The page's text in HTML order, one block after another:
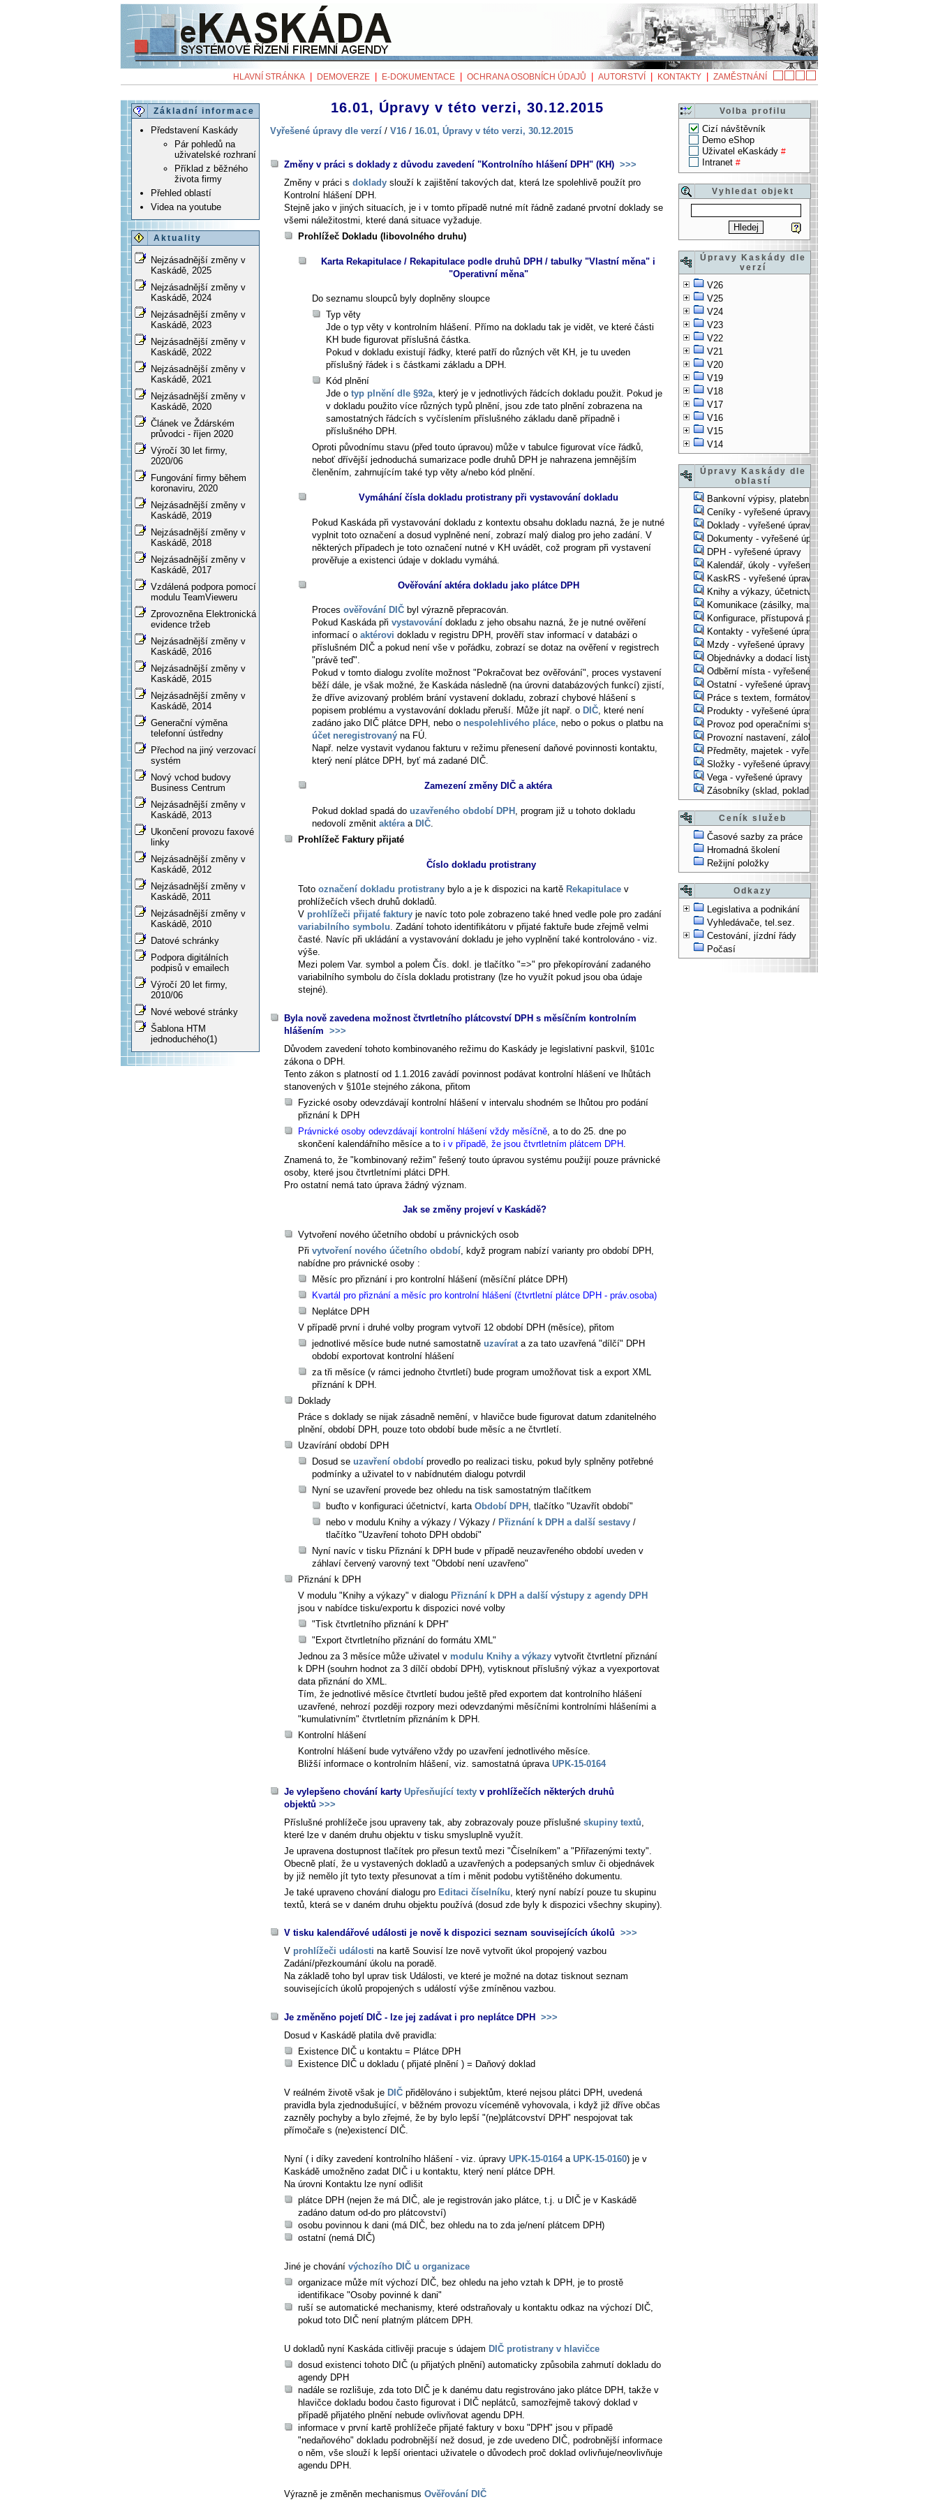
HLAVNÍ STRÁNKA DEMOVERZE E-DOKUMENTACE OCHRANA OSOBNÍCH ÚDAJŮ AUTORSTVÍ KONTAKTY ZAMĚSTNÁNÍ
Základní informace
Představení Kaskády
Pár pohledů na
uživatelské rozhraní
Příklad z běžného
života firmy
Přehled oblastí
Videa na youtube
Aktuality
Nejzásadnější změny v
Kaskádě, 2025
Nejzásadnější změny v
Kaskádě, 2024
Nejzásadnější změny v
Kaskádě, 2023
Nejzásadnější změny v
Kaskádě, 2022
Nejzásadnější změny v
Kaskádě, 2021
Nejzásadnější změny v
Kaskádě, 2020
Článek ve Ždárském
průvodci - říjen 2020
Výročí 30 let firmy,
2020/06
Fungování firmy během
koronaviru, 2020
Nejzásadnější změny v
Kaskádě, 2019
Nejzásadnější změny v
Kaskádě, 2018
Nejzásadnější změny v
Kaskádě, 2017
Vzdálená podpora pomocí
modulu TeamVieweru
Zprovozněna Elektronická
evidence tržeb
Nejzásadnější změny v
Kaskádě, 2016
Nejzásadnější změny v
Kaskádě, 2015
Nejzásadnější změny v
Kaskádě, 2014
Generační výměna
telefonní ústředny
Přechod na jiný verzovací
systém
Nový vchod budovy
Business Centrum
Nejzásadnější změny v
Kaskádě, 2013
Ukončení provozu faxové
linky
Nejzásadnější změny v
Kaskádě, 2012
Nejzásadnější změny v
Kaskádě, 2011
Nejzásadnější změny v
Kaskádě, 2010
Datové schránky
Podpora digitálních
podpisů v emailech
Výročí 20 let firmy,
2010/06
Nové webové stránky
Šablona HTM
jednoduchého(1)
Volba profilu
Cizí návštěvník
Demo eShop
Uživatel eKaskády #
Intranet #
Vyhledat objekt
Úpravy Kaskády dle
verzí
V26
V25
V24
V23
V22
V21
V20
V19
V18
V17
V16
V15
V14
Úpravy Kaskády dle
oblastí
Bankovní výpisy, platební příkazy - vyřešené úpravy
Ceníky - vyřešené úpravy
Doklady - vyřešené úpravy
Dokumenty - vyřešené úpravy
DPH - vyřešené úpravy
Kalendář, úkoly - vyřešené úpravy
KaskRS - vyřešené úpravy
Knihy a výkazy, účetnictví - vyřešené úpravy
Komunikace (zásilky, mail-systém, ...) - vyřešené úpravy
Konfigurace, přístupová práva, ... - vyřešené úpravy
Kontakty - vyřešené úpravy
Mzdy - vyřešené úpravy
Objednávky a dodací listy - vyřešené úpravy
Odběrní místa - vyřešené úpravy
Ostatní - vyřešené úpravy
Práce s textem, formátování, ... - vyřešené úpravy
Produkty - vyřešené úpravy
Provoz pod operačními systémy, technologické věci -
Provozní nastavení, zálohování, instalace, ... -
Předměty, majetek - vyřešené úpravy
Složky - vyřešené úpravy
Vega - vyřešené úpravy
Zásobníky (sklad, pokladna, bank. účet) - vyřešené
Ceník služeb
Časové sazby za práce
Hromadná školení
Režijní položky
Odkazy
Legislativa a podnikání
Vyhledávače, tel.sez.
Cestování, jízdní řády
Počasí
16.01, Úpravy v této verzi, 30.12.2015
Vyřešené úpravy dle verzí / V16 / 16.01, Úpravy v této verzi, 30.12.2015
Změny v práci s doklady z důvodu zavedení "Kontrolního hlášení DPH" (KH) >>>
Změny v práci s doklady slouží k zajištění takových dat, která lze spolehlivě použít pro
Kontrolní hlášení DPH.
Stejně jako v jiných situacích, je i v tomto případě nutné mít řádně zadané prvotní doklady se
všemi náležitostmi, které daná situace vyžaduje.
Prohlížeč Dokladu (libovolného druhu)
Karta Rekapitulace / Rekapitulace podle druhů DPH / tabulky "Vlastní měna" i
"Operativní měna"
Do seznamu sloupců byly doplněny sloupce
Typ věty
Jde o typ věty v kontrolním hlášení. Přímo na dokladu tak je vidět, ve které části
KH bude figurovat příslušná částka.
Pokud v dokladu existují řádky, které patří do různých vět KH, je tu uveden
příslušný řádek i s částkami základu a DPH.
Kód plnění
Jde o typ plnění dle §92a, který je v jednotlivých řádcích dokladu použit. Pokud je
v dokladu použito více různých typů plnění, jsou zde tato plnění zobrazena na
samostatných řádcích s vyčíslením příslušného základu daně případně i
příslušného DPH.
Oproti původnímu stavu (před touto úpravou) může v tabulce figurovat více řádků,
neboť dřívější jednoduchá sumarizace podle druhů DPH je nahrazena jemnějším
členěním, zahrnujícím také typ věty a/nebo kód plnění.
Vymáhání čísla dokladu protistrany při vystavování dokladu
Pokud Kaskáda při vystavování dokladu z kontextu obsahu dokladu nazná, že je nutné
vyplnit toto označení a dosud vyplněné není, zobrazí malý dialog pro jeho zadání. V
některých případech je toto označení nutné v KH uvádět, což program při vystavení
prověřuje a existenci údaje v dokladu vymáhá.
Ověřování aktéra dokladu jako plátce DPH
Proces ověřování DIČ byl výrazně přepracován.
Pokud Kaskáda při vystavování dokladu z jeho obsahu nazná, že je nutné ověření
informací o aktérovi dokladu v registru DPH, prověří stav informací v databázi o
příslušném DIČ a pokud není vše v pořádku, zobrazí se dotaz na ověření v registrech
"právě teď".
Pokud v tomto dialogu zvolíte možnost "Pokračovat bez ověřování", proces vystavení
běží dále, je však možné, že Kaskáda následně (na úrovni databázových funkcí) zjistí,
že dříve avizovaný problém brání vystavení dokladu, zobrazí chybové hlášení s
popisem problému a vystavování dokladu přeruší. Může jít např. o DIČ, které není
zadáno jako DIČ plátce DPH, nebo o nespolehlivého pláce, nebo o pokus o platbu na
účet neregistrovaný na FÚ.
Např. nelze vystavit vydanou fakturu v režimu přenesení daňové povinnosti kontaktu,
který není plátce DPH, byť má zadané DIČ.
Zamezení změny DIČ a aktéra
Pokud doklad spadá do uzavřeného období DPH
, program již u tohoto dokladu
nedovolí změnit aktéra a DIČ
Prohlížeč Faktury přijaté
Číslo dokladu protistrany
Toto označení dokladu protistrany bylo a je k dispozici na kartě Rekapitulace v
prohlížečích všech druhů dokladů.
V prohlížeči přijaté faktury je navíc toto pole zobrazeno také hned vedle pole pro zadání
variabilního symbolu. Zadání tohoto identifikátoru v přijaté faktuře bude zřejmě velmi
časté. Navíc při ukládání a vystavování dokladu je jeho vyplnění také kontrolováno - viz.
výše.
Mezi polem Var. symbol a polem Čís. dokl. je tlačítko "=>" pro překopírování zadaného
variabilního symbolu do čísla dokladu protistrany (lze ho využít pokud jsou oba údaje
stejné).
Byla nově zavedena možnost čtvrtletního plátcovství DPH s měsíčním kontrolním
hlášením >>>
Důvodem zavedení tohoto kombinovaného režimu do Kaskády je legislativní paskvil, §101c
zákona o DPH.
Tento zákon s platností od 1.1.2016 zavádí povinnost podávat kontrolní hlášení ve lhůtách
stanovených v §101e stejného zákona, přitom
Fyzické osoby odevzdávají kontrolní hlášení v intervalu shodném se lhůtou pro podání
přiznání k DPH
Právnické osoby odevzdávají kontrolní hlášení vždy měsíčně , a to do 25. dne po
skončení kalendářního měsíce a to i v případě, že jsou čtvrtletním plátcem DPH
Znamená to, že "kombinovaný režim" řešený touto úpravou systému použijí pouze právnické
osoby, které jsou čtvrtletními plátci DPH.
Pro ostatní nemá tato úprava žádný význam.
Jak se změny projeví v Kaskádě?
Vytvoření nového účetního období u právnických osob
Při vytvoření nového účetního období , když program nabízí varianty pro období DPH,
nabídne pro právnické osoby :
Měsíc pro přiznání i pro kontrolní hlášení (měsíční plátce DPH)
Kvartál pro přiznání a měsíc pro kontrolní hlášení (čtvrtletní plátce DPH - práv.osoba)
Neplátce DPH
V případě první i druhé volby program vytvoří 12 období DPH (měsíce), přitom
jednotlivé měsíce bude nutné samostatně uzavírat a za tato uzavřená "dílčí" DPH
období exportovat kontrolní hlášení
za tři měsíce (v rámci jednoho čtvrtletí) bude program umožňovat tisk a export XML
příznání k DPH.
Doklady
Práce s doklady se nijak zásadně nemění, v hlavičce bude figurovat datum zdanitelného
plnění, období DPH, pouze toto období bude měsíc a ne čtvrtletí.
Uzavírání období DPH
Dosud se uzavření období provedlo po realizaci tisku, pokud byly splněny potřebné
podmínky a uživatel to v nabídnutém dialogu potvrdil
Nyní se uzavření provede bez ohledu na tisk samostatným tlačítkem
buďto v konfiguraci účetnictví, karta Období DPH
, tlačítko "Uzavřít období"
nebo v modulu Knihy a výkazy / Výkazy / Přiznání k DPH a další sestavy /
tlačítko "Uzavření tohoto DPH období"
Nyní navíc v tisku Přiznání k DPH bude v případě neuzavřeného období uveden v
záhlaví červený varovný text "Období není uzavřeno"
Přiznání k DPH
V modulu "Knihy a výkazy" v dialogu Přiznání k DPH a další výstupy z agendy DPH
jsou v nabídce tisku/exportu k dispozici nové volby
"Tisk čtvrtletního přiznání k DPH"
"Export čtvrtletního přiznání do formátu XML"
Jednou za 3 měsíce může uživatel v modulu Knihy a výkazy vytvořit čtvrtletní přiznání
k DPH (souhrn hodnot za 3 dílčí období DPH), vytisknout příslušný výkaz a vyexportovat
data přiznání do XML.
Tím, že jednotlivé měsíce čtvrtletí budou ještě před exportem dat kontrolního hlášení
uzavřené, nehrozí později rozpory mezi odevzdanými měsíčními kontrolními hlášeními a
"kumulativním" čtvrtletním přiznáním k DPH.
Kontrolní hlášení
Kontrolní hlášení bude vytvářeno vždy po uzavření jednotlivého měsíce.
Bližší informace o kontrolním hlášení, viz. samostatná úprava UPK-15-0164
Je vylepšeno chování karty Upřesňující texty v prohlížečích některých druhů
objektů >>>
Příslušné prohlížeče jsou upraveny tak, aby zobrazovaly pouze příslušné skupiny textů,
které lze v daném druhu objektu v tisku smysluplně využít.
Je upravena dostupnost tlačítek pro přesun textů mezi "Číselníkem" a "Přiřazenými texty".
Obecně platí, že u vystavených dokladů a uzavřených a podepsaných smluv či objednávek
by již nemělo jít tyto texty přesunovat a tím i měnit podobu vytištěného dokumentu.
Je také upraveno chování dialogu pro Editaci číselníku, který nyní nabízí pouze tu skupinu
textů, která se v daném druhu objektu používá (dosud zde byly k dispozici všechny skupiny).
V tisku kalendářové události je nově k dispozici seznam souvisejících úkolů >>>
V prohlížeči události na kartě Souvisí lze nově vytvořit úkol propojený vazbou
Zadání/přezkoumání úkolu na poradě.
Na základě toho byl uprav tisk Události, ve které je možné na dotaz tisknout seznam
souvisejících úkolů propojených s událostí výše zmíněnou vazbou.
Je změněno pojetí DIČ - lze jej zadávat i pro neplátce DPH >>>
Dosud v Kaskádě platila dvě pravidla:
Existence DIČ u kontaktu = Plátce DPH
Existence DIČ u dokladu ( přijaté plnění ) = Daňový doklad
V reálném životě však je DIČ přidělováno i subjektům, které nejsou plátci DPH, uvedená
pravidla byla zjednodušující, v běžném provozu víceméně vyhovovala, i když již dříve občas
zazněly pochyby a bylo zřejmé, že by bylo lepší "(ne)plátcovství DPH" nespojovat tak
přímočaře s (ne)existencí DIČ.
Nyní ( i díky zavedení kontrolního hlášení - viz. úpravy UPK-15-0164a UPK-15-0160) je v
Kaskádě umožněno zadat DIČ i u kontaktu, který není plátce DPH.
Na úrovni Kontaktu lze nyní odlišit
plátce DPH (nejen že má DIČ, ale je registrován jako plátce, t.j. u DIČ je v Kaskádě
zadáno datum od-do pro plátcovství)
osobu povinnou k dani (má DIČ, bez ohledu na to zda je/není plátcem DPH)
ostatní (nemá DIČ)
Jiné je chování výchozího DIČ u organizace
organizace může mít výchozí DIČ, bez ohledu na jeho vztah k DPH, je to prostě
identifikace "Osoby povinné k dani"
ruší se automatické mechanismy, které odstraňovaly u kontaktu odkaz na výchozí DIČ,
pokud toto DIČ není platným plátcem DPH.
U dokladů nyní Kaskáda citlivěji pracuje s údajem DIČ protistrany v hlavičce
dosud existenci tohoto DIČ (u přijatých plnění) automaticky způsobila zahrnutí dokladu do
agendy DPH
nadále se rozlišuje, zda toto DIČ je k danému datu registrováno jako plátce DPH, takže v
hlavičce dokladu bodou často figurovat i DIČ neplátců, samozřejmě takový doklad v
případě přijatého plnění nebude ovlivňovat agendu DPH.
informace v první kartě prohlížeče přijaté faktury v boxu "DPH" jsou v případě
"nedaňového" dokladu podrobnější než dosud, je zde uvedeno DIČ, podrobnější informace
o něm, vše slouží k lepší orientaci uživatele o důvodech proč doklad ovlivňuje/neovlivňuje
agendu DPH.
Výrazně je změněn mechanismus Ověřování DIČ